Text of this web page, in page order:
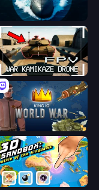
Ships Battlefield 3D
FPV War Kamikaze Drone
King.io World War
3D Sandbox: Battle of the Kingdoms